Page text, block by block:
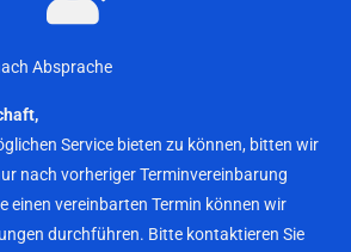
Absprache
Service bieten zu können, bitten wir
nach vorheriger Terminvereinbarung
einen vereinbarten Termin können wir
durchführen. Bitte kontaktieren Sie